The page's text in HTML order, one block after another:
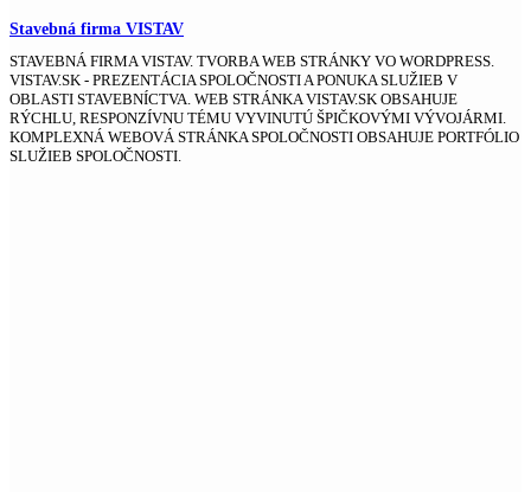
Stavebná firma VISTAV
STAVEBNÁ FIRMA VISTAV. TVORBA WEB STRÁNKY VO WORDPRESS.
VISTAV.SK - PREZENTÁCIA SPOLOČNOSTI A PONUKA SLUŽIEB V
OBLASTI STAVEBNÍCTVA. WEB STRÁNKA VISTAV.SK OBSAHUJE
RÝCHLU, RESPONZÍVNU TÉMU VYVINUTÚ ŠPIČKOVÝMI VÝVOJÁRMI.
KOMPLEXNÁ WEBOVÁ STRÁNKA SPOLOČNOSTI OBSAHUJE PORTFÓLIO
SLUŽIEB SPOLOČNOSTI.